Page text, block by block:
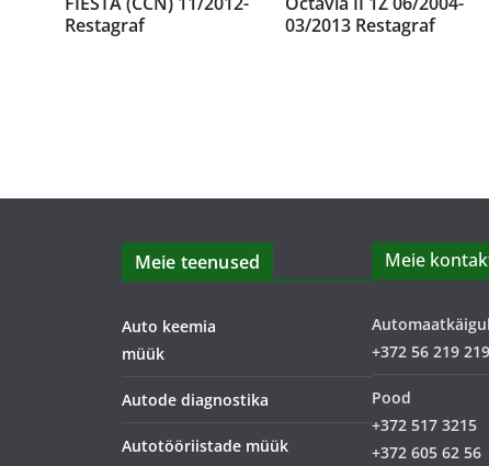
Restagraf
03/2013 Restagraf
Meie teenused
Auto keemia
müük
Autode diagnostika
Autotööriistade müük
Meie
+372 56 219 219
Pood
+372 517 3215
+372 605 62 56